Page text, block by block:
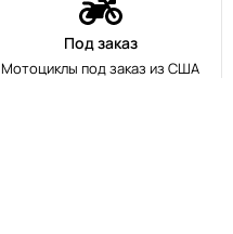
Под заказ
Мотоциклы под заказ из США